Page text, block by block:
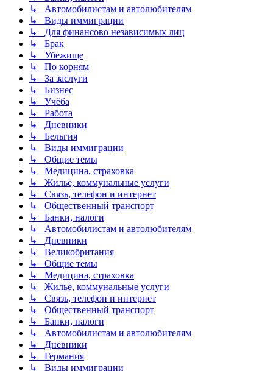
↳ Автомобилистам и автолюбителям
↳ Виды иммиграции
↳ Для финансово независимых лиц
↳ Брак
↳ Убежище
↳ По корням
↳ За заслуги
↳ Бизнес
↳ Учёба
↳ Работа
↳ Дневники
↳ Бельгия
↳ Виды иммиграции
↳ Общие темы
↳ Медицина, страховка
↳ Жильё, коммунальные услуги
↳ Связь, телефон и интернет
↳ Общественный транспорт
↳ Банки, налоги
↳ Автомобилистам и автолюбителям
↳ Дневники
↳ Великобритания
↳ Общие темы
↳ Медицина, страховка
↳ Жильё, коммунальные услуги
↳ Связь, телефон и интернет
↳ Общественный транспорт
↳ Банки, налоги
↳ Автомобилистам и автолюбителям
↳ Дневники
↳ Германия
↳ Виды иммиграции